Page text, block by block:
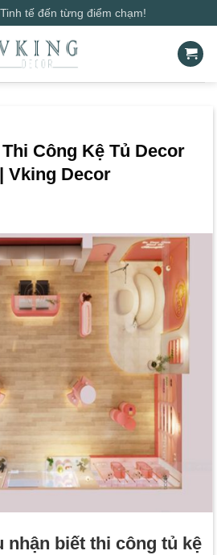
tế đến từng điểm chạm!
Công Kệ Tủ Decor
Vking Decor
nhận biết thi công tủ kệ